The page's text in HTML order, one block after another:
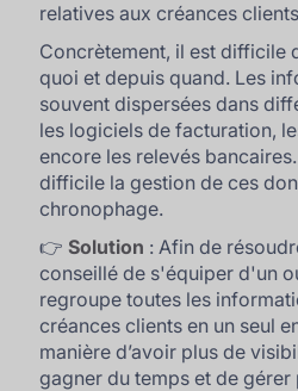
relatives aux créances
Concrètement, il est difficile
quoi et depuis quand. Les
souvent dispersées dans
les logiciels de facturation,
encore les relevés
difficile la gestion de ces
chronophage.
👉Solution : Afin de
conseillé de s'équiper d'un
regroupe toutes les
créances clients en un seul
manière d’avoir plus de
gagner du temps et de